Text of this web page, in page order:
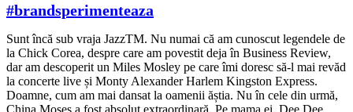
#brandsperimenteaza
Sunt încă sub vraja JazzTM. Nu numai că am cunoscut legendele de
la Chick Corea, despre care am povestit deja în Business Review,
dar am descoperit un Miles Mosley pe care îmi doresc să-l mai revăd
la concerte live și Monty Alexander Harlem Kingston Express.
Doamne, cum am mai dansat la oamenii ăștia. Nu în cele din urmă,